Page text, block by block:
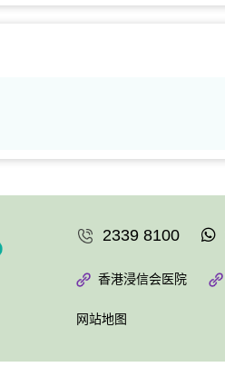
2339 8100
香港浸信会医院
网站地图